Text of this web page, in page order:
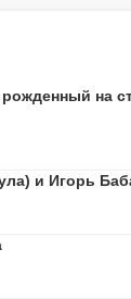
рожденный на
и Игорь